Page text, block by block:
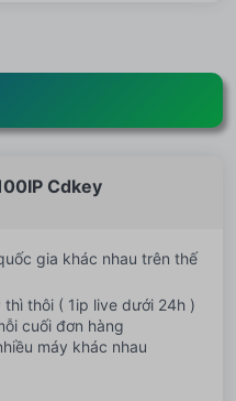
Cdkey
gia khác nhau trên thế
thôi ( 1ip live dưới 24h )
cuối đơn hàng
máy khác nhau